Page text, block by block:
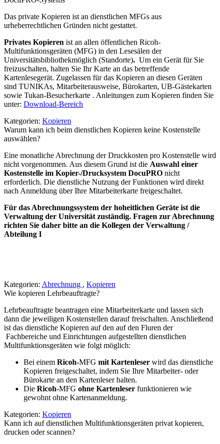
Das private Kopieren ist an dienstlichen MFGs aus
urheberrechtlichen Gründen nicht gestattet.
Privates Kopieren ist an allen öffentlichen Ricoh-
Multifunktionsgeräten (MFG) in den Lesesälen der
Universitätsbibliothekmöglich (Standorte). Um ein Gerät für Sie
freizuschalten, halten Sie Ihr Karte an das betreffende
Kartenlesegerät. Zugelassen für das Kopieren an diesen Geräten
sind TUNIKAs, Mitarbeiterausweise, Bürokarten, UB-Gästekarten
sowie Tukan-Besucherkarte . Anleitungen zum Kopieren finden Sie
unter: Download-Bereich
Kategorien: Kopieren
Warum kann ich beim dienstlichen Kopieren keine Kostenstelle
auswählen?
Eine monatliche Abrechnung der Druckkosten pro Kostenstelle wird
nicht vorgenommen. Aus diesem Grund ist die Auswahl einer
Kostenstelle im Kopier-/Drucksystem DocuPRO nicht
erforderlich. Die dienstliche Nutzung der Funktionen wird direkt
nach Anmeldung über Ihre Mitarbeiterkarte freigeschaltet.
Für das Abrechnungssystem der hoheitlichen Geräte ist die
Verwaltung der Universität zuständig. Fragen zur Abrechnung
richten Sie daher bitte an die Kollegen der Verwaltung /
Abteilung I
Kategorien: Abrechnung , Kopieren
Wie kopieren Lehrbeauftragte?
Lehrbeauftragte beantragen eine Mitarbeiterkarte und lassen sich
dann die jeweiligen Kostenstellen darauf freischalten. Anschließend
ist das dienstliche Kopieren auf den auf den Fluren der
Fachbereiche und Einrichtungen aufgestellten dienstlichen
Multifunktionsgeräten wie folgt möglich:
Bei einem Ricoh-MFG mit Kartenleser wird das dienstliche
Kopieren freigeschaltet, indem Sie Ihre Mitarbeiter- oder
Bürokarte an den Kartenleser halten.
Die Ricoh-MFG ohne Kartenleser funktionieren wie
gewohnt ohne Kartenanmeldung.
Kategorien: Kopieren
Kann ich auf dienstlichen Multifunktionsgeräten privat kopieren,
drucken oder scannen?